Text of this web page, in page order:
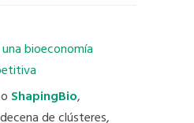
ShapingBio,
de clústeres,